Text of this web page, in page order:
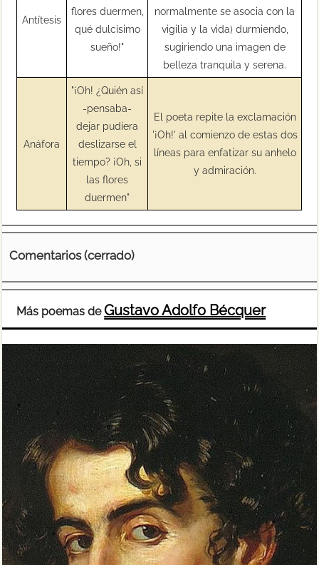
Antítesis
flores duermen,
qué dulcísimo
sueño!"
normalmente se asocia con la
vigilia y la vida) durmiendo,
sugiriendo una imagen de
belleza tranquila y serena.
Anáfora
"¡Oh! ¿Quién así
-pensaba-
dejar pudiera
deslizarse el
tiempo? ¡Oh, si
las flores
duermen"
El poeta repite la exclamación
'¡Oh!' al comienzo de estas dos
líneas para enfatizar su anhelo
y admiración.
Comentarios (cerrado)
Más poemas deGustavo Adolfo Bécquer